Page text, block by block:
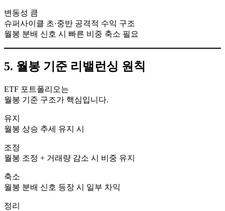
변동성 큼
슈퍼사이클 초·중반 공격적 수익 구조
월봉 분배 신호 시 빠른 비중 축소 필요
5. 월봉 기준 리밸런싱 원칙
ETF 포트폴리오는
월봉 기준 구조가 핵심입니다.
유지
월봉 상승 추세 유지 시
조정
월봉 조정 + 거래량 감소 시 비중 유지
축소
월봉 분배 신호 등장 시 일부 차익
정리